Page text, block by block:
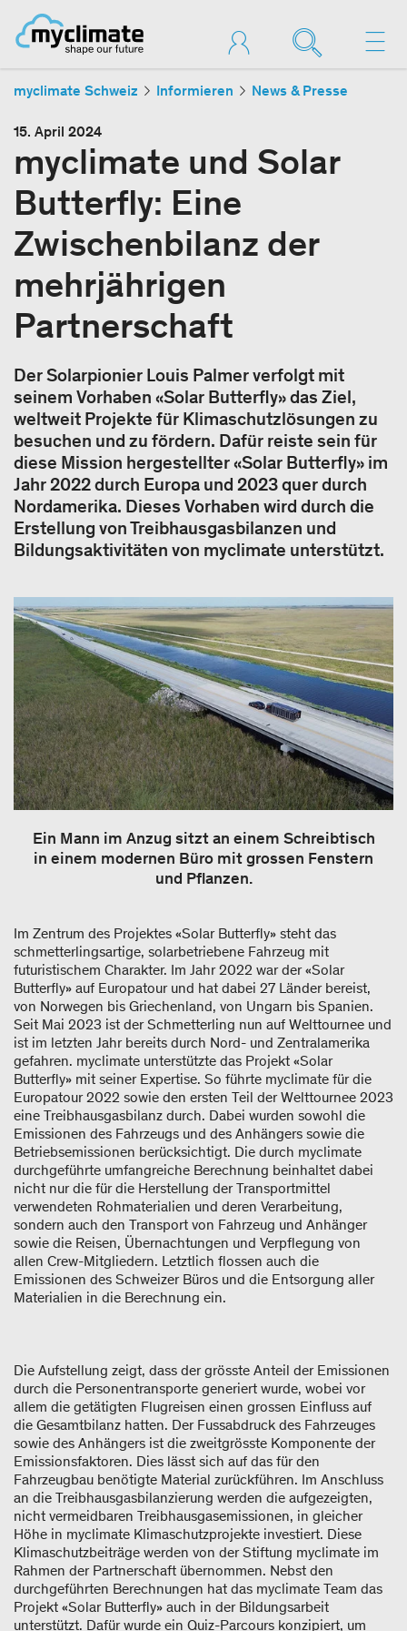
myclimate Schweiz Informieren News & Presse
15. April 2024
myclimate und Solar
Butterfly: Eine
Zwischenbilanz der
mehrjährigen
Partnerschaft
Der Solarpionier Louis Palmer verfolgt mit
seinem Vorhaben «Solar Butterfly» das Ziel,
weltweit Projekte für Klimaschutzlösungen zu
besuchen und zu fördern. Dafür reiste sein für
diese Mission hergestellter «Solar Butterfly» im
Jahr 2022 durch Europa und 2023 quer durch
Nordamerika. Dieses Vorhaben wird durch die
Erstellung von Treibhausgasbilanzen und
Bildungsaktivitäten von myclimate unterstützt.
Ein Mann im Anzug sitzt an einem Schreibtisch
in einem modernen Büro mit grossen Fenstern
und Pflanzen.
Im Zentrum des Projektes «Solar Butterfly» steht das
schmetterlingsartige, solarbetriebene Fahrzeug mit
futuristischem Charakter. Im Jahr 2022 war der «Solar
Butterfly» auf Europatour und hat dabei 27 Länder bereist,
von Norwegen bis Griechenland, von Ungarn bis Spanien.
Seit Mai 2023 ist der Schmetterling nun auf Welttournee und
ist im letzten Jahr bereits durch Nord- und Zentralamerika
gefahren. myclimate unterstützte das Projekt «Solar
Butterfly» mit seiner Expertise. So führte myclimate für die
Europatour 2022 sowie den ersten Teil der Welttournee 2023
eine Treibhausgasbilanz durch. Dabei wurden sowohl die
Emissionen des Fahrzeugs und des Anhängers sowie die
Betriebsemissionen berücksichtigt. Die durch myclimate
durchgeführte umfangreiche Berechnung beinhaltet dabei
nicht nur die für die Herstellung der Transportmittel
verwendeten Rohmaterialien und deren Verarbeitung,
sondern auch den Transport von Fahrzeug und Anhänger
sowie die Reisen, Übernachtungen und Verpflegung von
allen Crew-Mitgliedern. Letztlich flossen auch die
Emissionen des Schweizer Büros und die Entsorgung aller
Materialien in die Berechnung ein.
Die Aufstellung zeigt, dass der grösste Anteil der Emissionen
durch die Personentransporte generiert wurde, wobei vor
allem die getätigten Flugreisen einen grossen Einfluss auf
die Gesamtbilanz hatten. Der Fussabdruck des Fahrzeuges
sowie des Anhängers ist die zweitgrösste Komponente der
Emissionsfaktoren. Dies lässt sich auf das für den
Fahrzeugbau benötigte Material zurückführen. Im Anschluss
an die Treibhausgasbilanzierung werden die aufgezeigten,
nicht vermeidbaren Treibhausgasemissionen, in gleicher
Höhe in myclimate Klimaschutzprojekte investiert. Diese
Klimaschutzbeiträge werden von der Stiftung myclimate im
Rahmen der Partnerschaft übernommen. Nebst den
durchgeführten Berechnungen hat das myclimate Team das
Projekt «Solar Butterfly» auch in der Bildungsarbeit
unterstützt. Dafür wurde ein Quiz-Parcours konzipiert, um